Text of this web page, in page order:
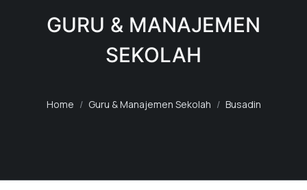
GURU & MANAJEMEN
SEKOLAH
Home Guru & Manajemen Sekolah Busadin